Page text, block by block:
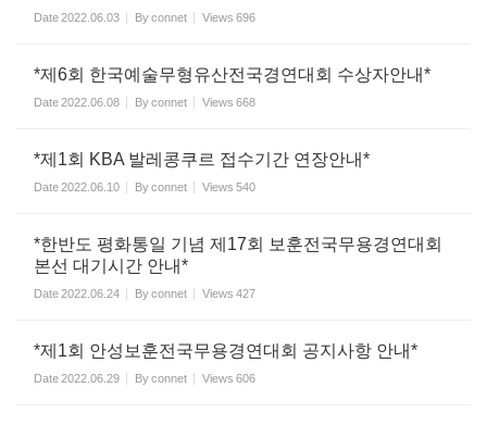
Date2022.06.03 Byconnet Views 696
*제6회 한국예술무형유산전국경연대회 수상자안내*
Date2022.06.08 Byconnet Views 668
*제1회 KBA 발레콩쿠르 접수기간 연장안내*
Date2022.06.10 Byconnet Views 540
*한반도 평화통일 기념 제17회 보훈전국무용경연대회
본선 대기시간 안내*
Date2022.06.24 Byconnet Views 427
*제1회 안성보훈전국무용경연대회 공지사항 안내*
Date2022.06.29 Byconnet Views 606